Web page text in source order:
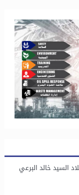
السيد خالد البرعي